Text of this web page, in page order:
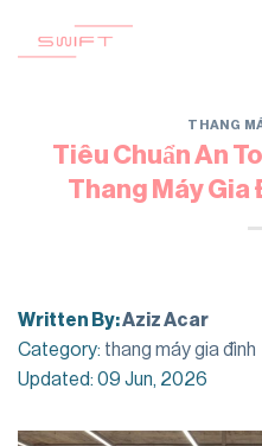
THANG
Tiêu Chuẩn An
Thang Máy Gia
Written By:Aziz Acar
Category: thang máy gia đình
Updated: 09 Jun, 2026